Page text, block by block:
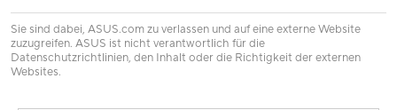
Sie sind dabei, ASUS.com zu verlassen und auf eine externe Website
zuzugreifen. ASUS ist nicht verantwortlich für die
Datenschutzrichtlinien, den Inhalt oder die Richtigkeit der externen
Websites.